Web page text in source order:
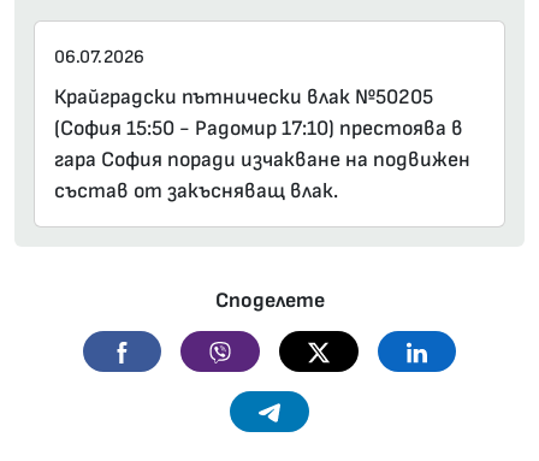
06.07.2026
Крайградски пътнически влак №50205
(София 15:50 - Радомир 17:10) престоява в
гара София поради изчакване на подвижен
състав от закъсняващ влак.
Споделете
Facebook Viber Twitter Linkedin
Telegram